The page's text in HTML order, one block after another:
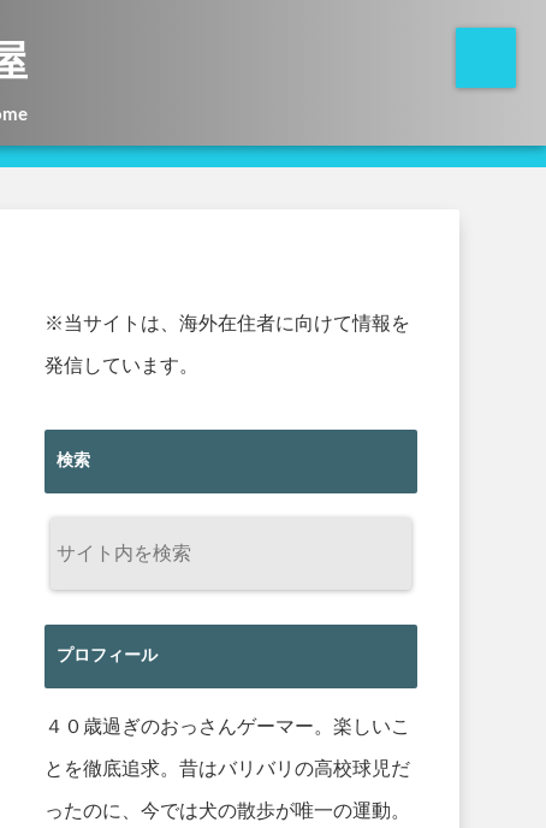
※当サイトは、海外在住者に向けて情報を
発信しています。
検索
プロフィール
４０歳過ぎのおっさんゲーマー。楽しいこ
とを徹底追求。昔はバリバリの高校球児だ
ったのに、今では犬の散歩が唯一の運動。